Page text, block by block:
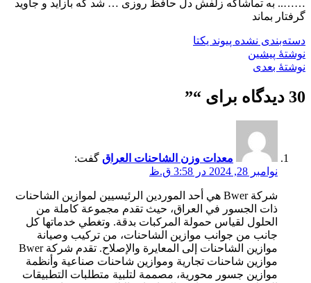
…….. به تماشاگه زلفش دل حافظ روزی … شد که بازآید و جاوید
گرفتار بماند
دسته‌بندی نشده پیوند یکتا
نوشتهٔ پیشین
نوشتهٔ بعدی
30 دیدگاه برای “ ”
معدات وزن الشاحنات العراق گفت:
نوامبر 28, 2024 در 3:58 ق.ظ
شركة Bwer هي أحد الموردين الرئيسيين لموازين الشاحنات
ذات الجسور في العراق، حيث تقدم مجموعة كاملة من
الحلول لقياس حمولة المركبات بدقة. وتغطي خدماتها كل
جانب من جوانب موازين الشاحنات، من تركيب وصيانة
موازين الشاحنات إلى المعايرة والإصلاح. تقدم شركة Bwer
موازين شاحنات تجارية وموازين شاحنات صناعية وأنظمة
موازين جسور محورية، مصممة لتلبية متطلبات التطبيقات